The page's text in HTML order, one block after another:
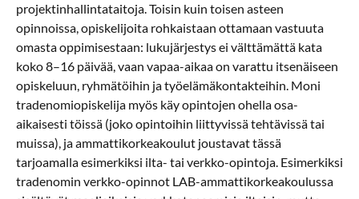
projektinhallintataitoja. Toisin kuin toisen asteen
opinnoissa, opiskelijoita rohkaistaan ottamaan vastuuta
omasta oppimisestaan: lukujärjestys ei välttämättä kata
koko 8–16 päivää, vaan vapaa-aikaa on varattu itsenäiseen
opiskeluun, ryhmätöihin ja työelämäkontakteihin. Moni
tradenomiopiskelija myös käy opintojen ohella osa-
aikaisesti töissä (joko opintoihin liittyvissä tehtävissä tai
muissa), ja ammattikorkeakoulut joustavat tässä
tarjoamalla esimerkiksi ilta- tai verkko-opintoja. Esimerkiksi
tradenomin verkko-opinnot LAB-ammattikorkeakoulussa